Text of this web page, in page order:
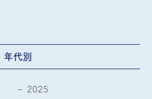
年代別
2025